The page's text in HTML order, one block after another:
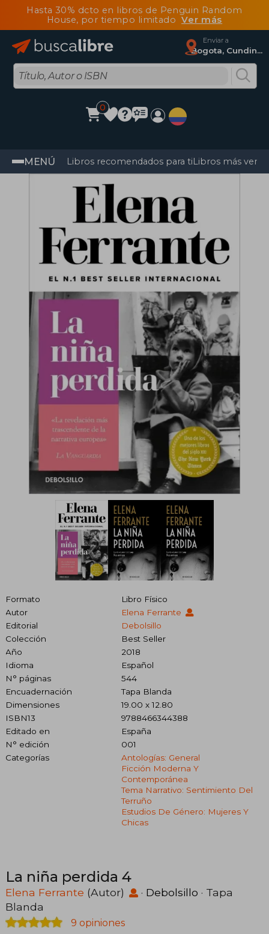
Hasta 30% dcto en libros de Penguin Random
House, por tiempo limitadoVer más
Enviar a
Bogota, Cundinamarca
0
MENÚ Libros recomendados para tiLibros más
Formato
Libro Físico
Autor
Elena Ferrante
Editorial
Debolsillo
Colección
Best Seller
Año
2018
Idioma
Español
N° páginas
544
Encuadernación
Tapa Blanda
Dimensiones
19.00 x 12.80
ISBN13
9788466344388
Editado en
España
N° edición
001
Categorías
Antologías: General
Ficción Moderna Y
Contemporánea
Tema Narrativo: Sentimiento Del
Terruño
Estudios De Género: Mujeres Y
Chicas
La niña perdida 4
Elena Ferrante (Autor) · Debolsillo · Tapa
Blanda
9 opiniones